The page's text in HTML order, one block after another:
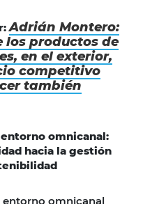
Adrián Montero:
los productos de
en el exterior,
competitivo
también
omnicanal:
hacia la gestión
entorno omnicanal